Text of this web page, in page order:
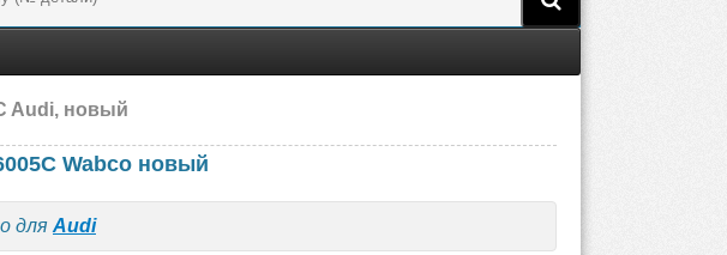
Audi, новый
Wabco новый
для Audi